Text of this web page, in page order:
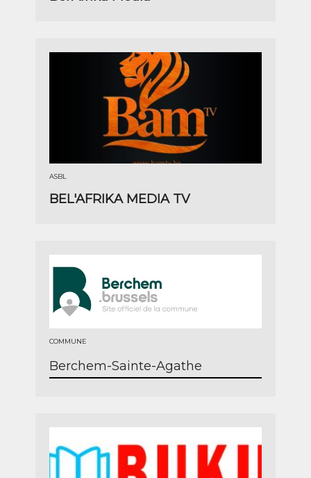
ASBL
BEL'AFRIKA MEDIA TV
COMMUNE
Berchem-Sainte-Agathe